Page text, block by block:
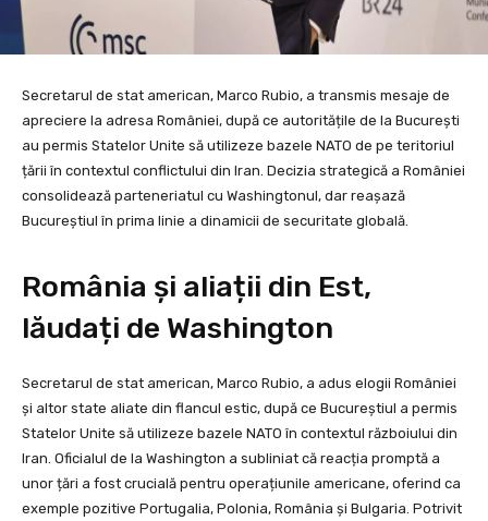
Secretarul de stat american, Marco Rubio, a transmis mesaje de
apreciere la adresa României, după ce autoritățile de la București
au permis Statelor Unite să utilizeze bazele NATO de pe teritoriul
țării în contextul conflictului din Iran. Decizia strategică a României
consolidează parteneriatul cu Washingtonul, dar reașază
Bucureștiul în prima linie a dinamicii de securitate globală.
România și aliații din Est,
lăudați de Washington
Secretarul de stat american, Marco Rubio, a adus elogii României
și altor state aliate din flancul estic, după ce Bucureștiul a permis
Statelor Unite să utilizeze bazele NATO în contextul războiului din
Iran. Oficialul de la Washington a subliniat că reacția promptă a
unor țări a fost crucială pentru operațiunile americane, oferind ca
exemple pozitive Portugalia, Polonia, România și Bulgaria. Potrivit